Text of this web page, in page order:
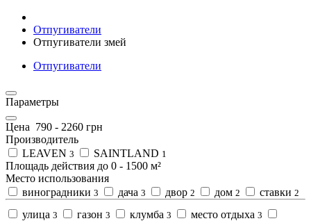
Отпугиватели
Отпугиватели змей
Отпугиватели
Параметры
Цена 790 - 2260 грн
Производитель
LEAVEN 3 SAINTLAND 1
Площадь действия до 0 - 1500 м²
Место использования
виноградники 3 дача 3 двор 2 дом 2 ставки 2
улица 3 газон 3 клумба 3 место отдыха 3